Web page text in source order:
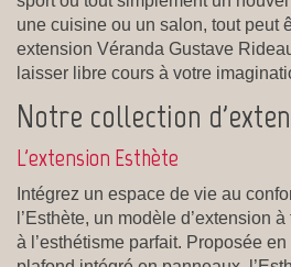
une cuisine ou un salon, tout peut
extension Véranda Gustave
laisser libre cours à votre
Notre collection
L'extension Esthète
Intégrez un espace de vie au
l’Esthète, un modèle d’extension
à l’esthétisme parfait. Proposée